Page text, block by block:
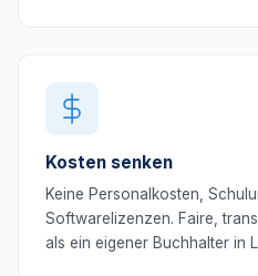
Kosten senken
Keine Personalkosten,
Softwarelizenzen. Faire,
als ein eigener Buchhalter in